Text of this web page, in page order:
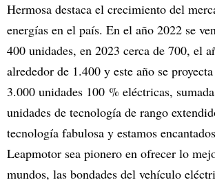
Hermosa destaca el crecimiento del
energías en el país. En el año 2022 se
400 unidades, en 2023 cerca de 700, el
alrededor de 1.400 y este año se
3.000 unidades 100 % eléctricas,
unidades de tecnología de rango
tecnología fabulosa y estamos
Leapmotor sea pionero en ofrecer lo
mundos, las bondades del vehículo